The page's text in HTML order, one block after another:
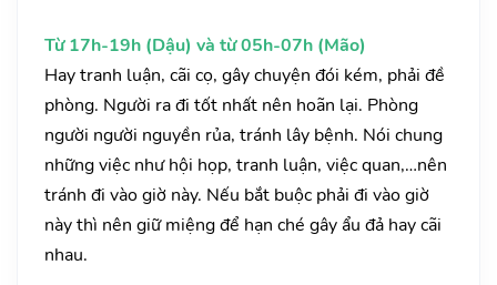
Từ 17h-19h (Dậu) và từ 05h-07h (Mão)
Hay tranh luận, cãi cọ, gây chuyện đói kém, phải đề
phòng. Người ra đi tốt nhất nên hoãn lại. Phòng
người người nguyền rủa, tránh lây bệnh. Nói chung
những việc như hội họp, tranh luận, việc quan,…nên
tránh đi vào giờ này. Nếu bắt buộc phải đi vào giờ
này thì nên giữ miệng để hạn ché gây ẩu đả hay cãi
nhau.